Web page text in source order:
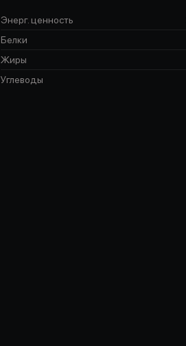
Энерг. ценность
Белки
Жиры
Углеводы